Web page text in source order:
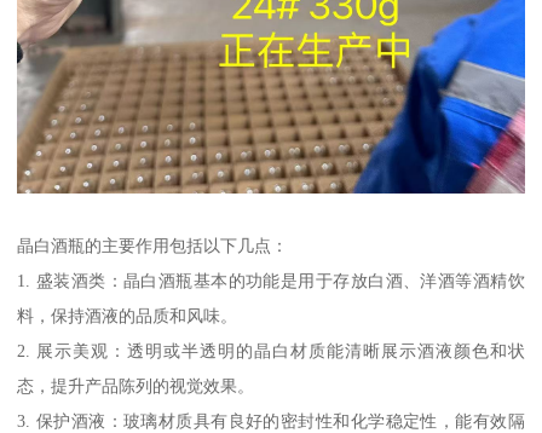
晶白酒瓶的主要作用包括以下几点：
1. 盛装酒类：晶白酒瓶基本的功能是用于存放白酒、洋酒等酒精饮
料，保持酒液的品质和风味。
2. 展示美观：透明或半透明的晶白材质能清晰展示酒液颜色和状
态，提升产品陈列的视觉效果。
3. 保护酒液：玻璃材质具有良好的密封性和化学稳定性，能有效隔